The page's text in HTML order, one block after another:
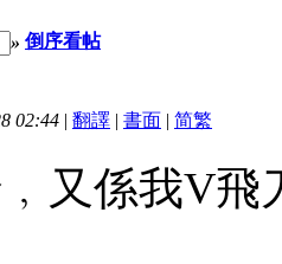
» 倒序看帖
02:44 | 翻譯 | 書面 | 简繁
又係我V飛